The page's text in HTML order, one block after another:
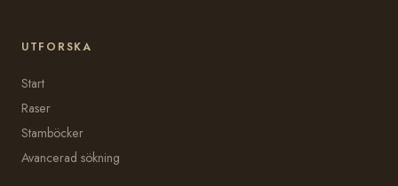
UTFORSKA
Start
Raser
Stamböcker
Avancerad sökning